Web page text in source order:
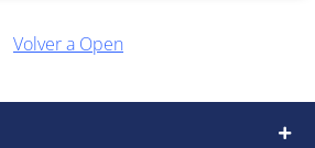
Volver a Open